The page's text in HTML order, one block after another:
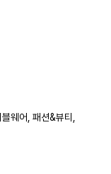
웨어, 패션&뷰티,